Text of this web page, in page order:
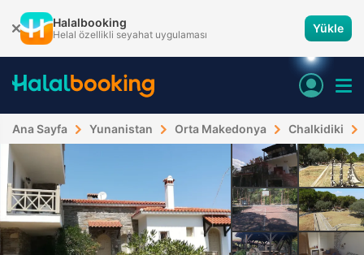
Halalbooking
Helal özellikli seyahat uygulaması Yükle
Ana Sayfa Yunanistan Orta Makedonya Chalkidiki